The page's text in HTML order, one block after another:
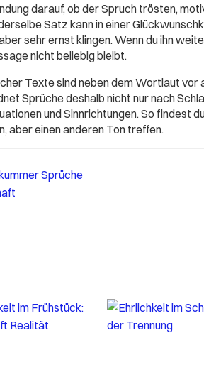
darauf, ob der Spruch trösten,
Satz kann in einer
sehr ernst klingen. Wenn du ihn
nicht beliebig bleibt.
Texte sind neben dem Wortlaut vor
Sprüche deshalb nicht nur nach
und Sinnrichtungen. So findest
aber einen anderen Ton treffen.
Sprüche